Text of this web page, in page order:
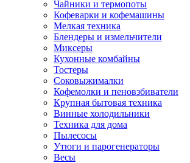
Чайники и термопоты
Кофеварки и кофемашины
Мелкая техника
Блендеры и измельчители
Миксеры
Кухонные комбайны
Тостеры
Соковыжималки
Кофемолки и пеновзбиватели
Крупная бытовая техника
Винные холодильники
Техника для дома
Пылесосы
Утюги и парогенераторы
Весы